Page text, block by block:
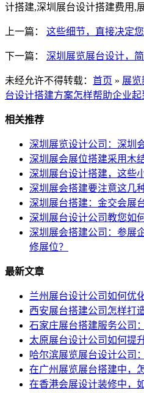
计搭建,深圳展台设计搭建费用,
上一篇： 这些细节，直接决定
下一篇： 深圳展览展台设计，
未经允许不得转载： 首页 » 展览
台设计搭建方案怎样帮助企业起
相关推荐
深圳展览设计公司：深圳
深圳展会展位搭建采用木
深圳展台设计搭建，这些
深圳展会搭建要注意这几
深圳展台搭建：金交会展
深圳展台设计公司教您如
深圳展会搭建公司：参展
修展位？
最新文章
兰州展台设计公司如何优
西安展台搭建公司怎样打
石家庄展台搭建服务公司
太原展台设计公司如何提
哈尔滨展览展台设计公司
在广州展览展台搭建中，
在香港会展设计装修中，